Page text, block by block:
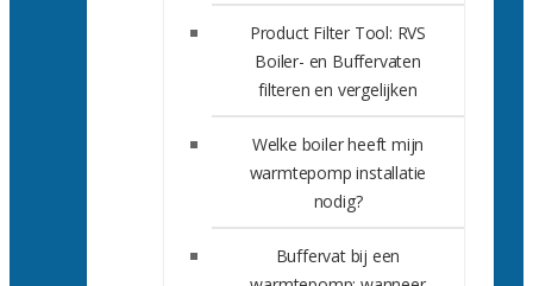
Product Filter Tool: RVS
Boiler- en Buffervaten
filteren en vergelijken
Welke boiler heeft mijn
warmtepomp installatie
nodig?
Buffervat bij een